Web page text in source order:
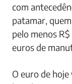
com
patamar,
pelo menos
euros de
O euro de